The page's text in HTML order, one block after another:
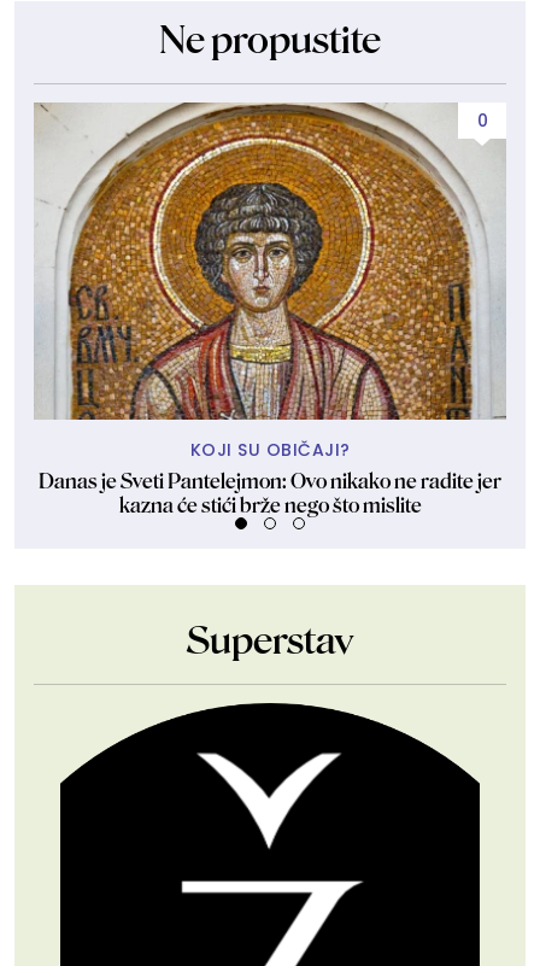
Ne propustite
0
KOJI SU OBIČAJI?
Danas je Sveti Pantelejmon: Ovo nikako ne radite jer
kazna će stići brže nego što mislite
Superstav